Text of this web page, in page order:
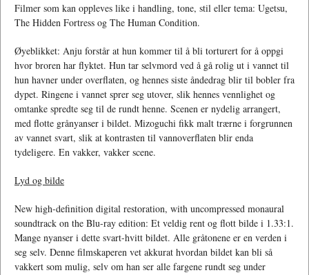
Filmer som kan oppleves like i handling, tone, stil eller tema: Ugetsu,
The Hidden Fortress og The Human Condition.
Øyeblikket: Anju forstår at hun kommer til å bli torturert for å oppgi
hvor broren har flyktet. Hun tar selvmord ved å gå rolig ut i vannet til
hun havner under overflaten, og hennes siste åndedrag blir til bobler fra
dypet. Ringene i vannet sprer seg utover, slik hennes vennlighet og
omtanke spredte seg til de rundt henne. Scenen er nydelig arrangert,
med flotte grånyanser i bildet. Mizoguchi fikk malt trærne i forgrunnen
av vannet svart, slik at kontrasten til vannoverflaten blir enda
tydeligere. En vakker, vakker scene.
Lyd og bilde
New high-definition digital restoration, with uncompressed monaural
soundtrack on the Blu-ray edition: Et veldig rent og flott bilde i 1.33:1.
Mange nyanser i dette svart-hvitt bildet. Alle gråtonene er en verden i
seg selv. Denne filmskaperen vet akkurat hvordan bildet kan bli så
vakkert som mulig, selv om han ser alle fargene rundt seg under